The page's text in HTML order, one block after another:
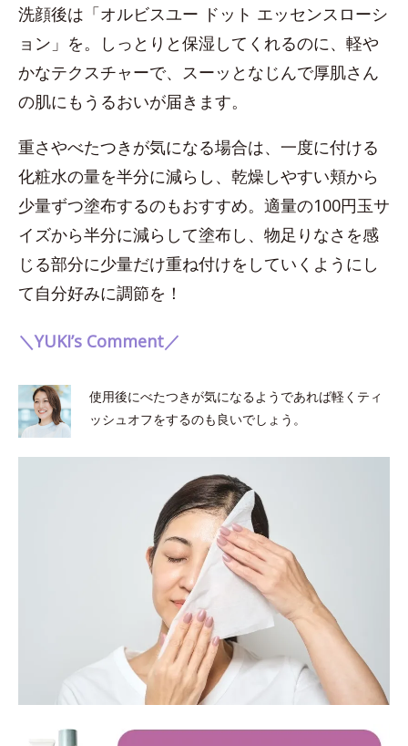
洗顔後は「オルビスユー ドット エッセンスローシ
ョン」を。しっとりと保湿してくれるのに、軽や
かなテクスチャーで、スーッとなじんで厚肌さん
の肌にもうるおいが届きます。
重さやべたつきが気になる場合は、一度に付ける
化粧水の量を半分に減らし、乾燥しやすい頬から
少量ずつ塗布するのもおすすめ。適量の100円玉サ
イズから半分に減らして塗布し、物足りなさを感
じる部分に少量だけ重ね付けをしていくようにし
て自分好みに調節を！
＼YUKI’s Comment／
使用後にべたつきが気になるようであれば軽くティ
ッシュオフをするのも良いでしょう。